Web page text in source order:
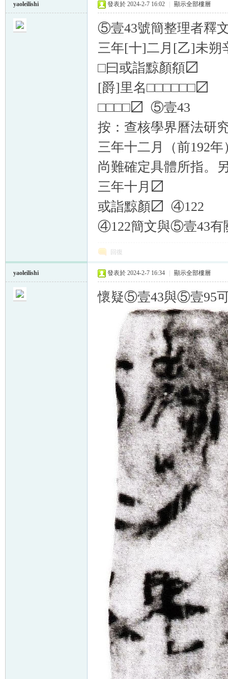
yaoleilishi 發表於 2024-2-7 16:02 顯示全部樓層
⑤壹43號簡整理者釋
三年[十]二月[乙]未朔
□曰或詣黥顏頯〼
[爵]里名□□□□□□〼
□□□□〼 ⑤壹43
按：查核學界曆法研
三年十二月（前192
尚難確定具體所指。
三年十月〼
或詣黥顏〼 ④122
④122簡文與⑤壹43有
回復
yaoleilishi 發表於 2024-2-7 16:34 顯示全部樓層
懷疑⑤壹43與⑤壹95